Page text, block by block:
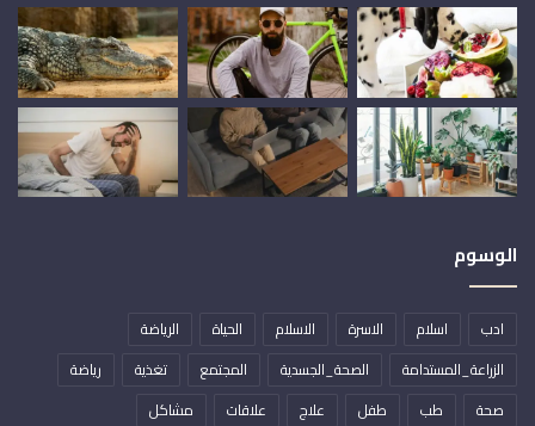
الوسوم
ادب اسلام الاسرة الاسلام الحياة
الرياضة
الزراعة_المستدامة
الصحة_الجسدية المجتمع تغذية
رياضة
صحة
طب طفل علاج علاقات
مشاكل